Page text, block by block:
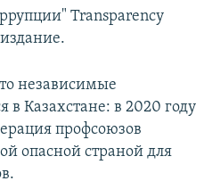
Transparency
независимые
в Казахстане: в 2020 году
профсоюзов
опасной страной для